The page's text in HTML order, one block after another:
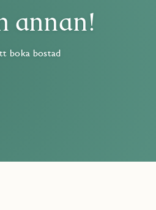
annan!
boka bostad